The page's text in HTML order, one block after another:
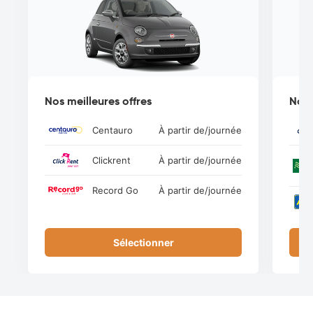
Nos meilleures offres
Centauro À partir de/journée
Clickrent À partir de/journée
Record Go À partir de/journée
Sélectionner
Nos